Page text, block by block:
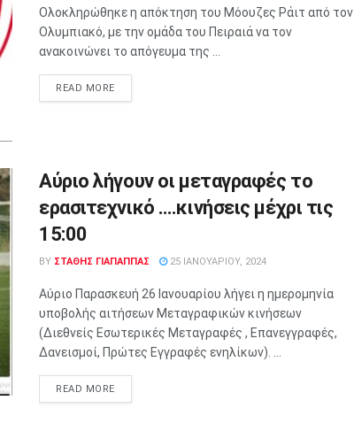
Ολοκληρώθηκε η απόκτηση του Μόουζες Ράιτ από τον
Ολυμπιακό, με την ομάδα του Πειραιά να τον
ανακοινώνει το απόγευμα της ...
READ MORE
Αύριο λήγουν οι μεταγραφές το
ερασιτεχνικό ….κινήσεις μέχρι τις
15:00
BY ΣΤΑΘΗΣ ΓΊΑΠΑΠΠΑΣ 25 ΙΑΝΟΥΑΡΊΟΥ, 2024
Αύριο Παρασκευή 26 Ιανουαρίου λήγει η ημερομηνία
υποβολής αιτήσεων Μεταγραφικών κινήσεων
(Διεθνείς Εσωτερικές Μεταγραφές , Επανεγγραφές,
Δανεισμοί, Πρώτες Εγγραφές ενηλίκων). ...
READ MORE